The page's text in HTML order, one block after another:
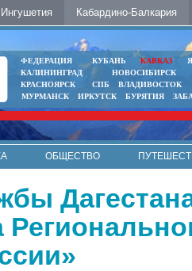
Ингушетия Кабардино-Балкария
ФЕДЕРАЦИЯ КУБАНЬ КАВКАЗ
КАЛИНИНГРАД
НОВОСИБИРСК
КРАСНОЯРСК
СПБ
ВЛАДИВОСТОК
МУРМАНСК
ИРКУТСК БУРЯТИЯ
ОБЩЕСТВО